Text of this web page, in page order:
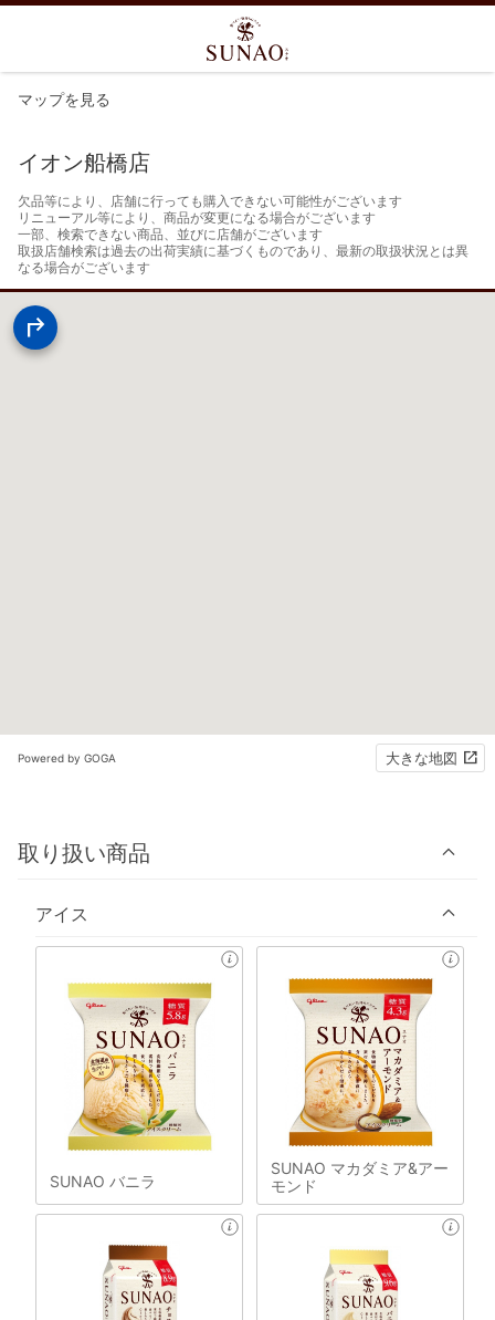
マップを見る
イオン船橋店
欠品等により、店舗に行っても購入できない可能性がございます
リニューアル等により、商品が変更になる場合がございます
一部、検索できない商品、並びに店舗がございます
取扱店舗検索は過去の出荷実績に基づくものであり、最新の取扱状況とは異
なる場合がございます
Powered by GOGA 大きな地図
取り扱い商品
アイス
SUNAO バニラ
SUNAO マカダミア&アー
モンド